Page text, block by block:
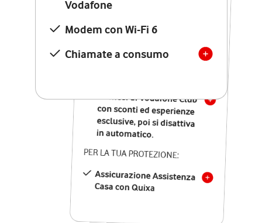
Vodafone
Modem con Wi-Fi 6
Chiamate a consumo
Modem Seven con Wi-Fi 7
Chiamate illimitate verso
numeri fissi e mobili
nazionali
12 mesi di Vodafone Club
con sconti ed esperienze
esclusive, poi si disattiva
in automatico.
PER LA TUA PROTEZIONE:
Assicurazione Assistenza
Casa con Quixa